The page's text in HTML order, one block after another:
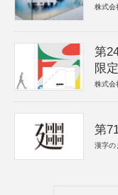
株式会
第
限定
株式会
第
漢字の